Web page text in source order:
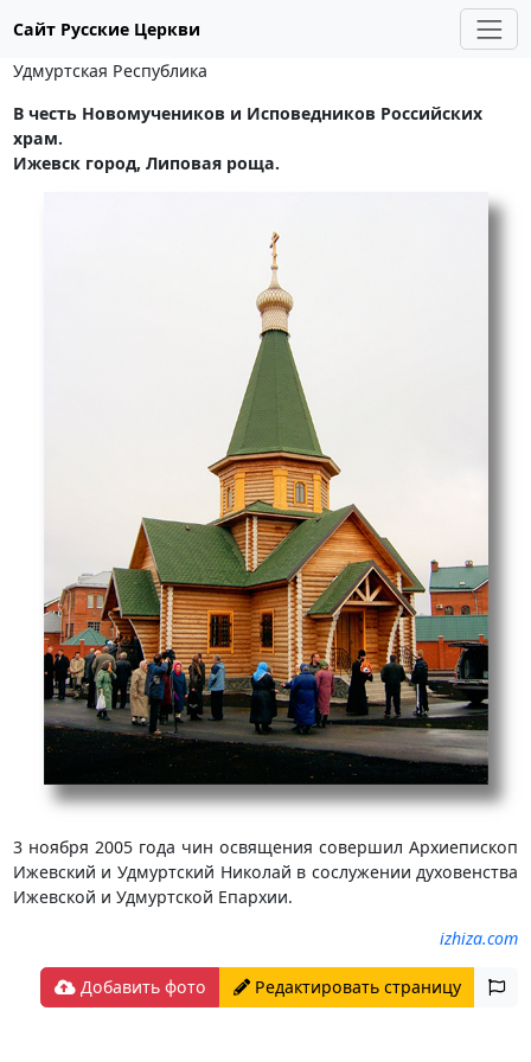
Сайт Русские Церкви
Удмуртская Республика
В честь Новомучеников и Исповедников Российских
храм.
Ижевск город, Липовая роща.
3 ноября 2005 года чин освящения совершил Архиепископ
Ижевский и Удмуртский Николай в сослужении духовенства
Ижевской и Удмуртской Епархии.
izhiza.com
Добавить фото Редактировать страницу